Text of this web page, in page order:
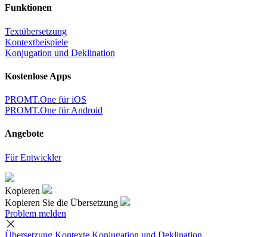
Funktionen
Textübersetzung
Kontextbeispiele
Konjugation und Deklination
Kostenlose Apps
PROMT.One für iOS
PROMT.One für Android
Angebote
Für Entwickler
Kopieren
Kopieren Sie die Übersetzung
Problem melden
Übersetzung Kontexte Konjugation und Deklination